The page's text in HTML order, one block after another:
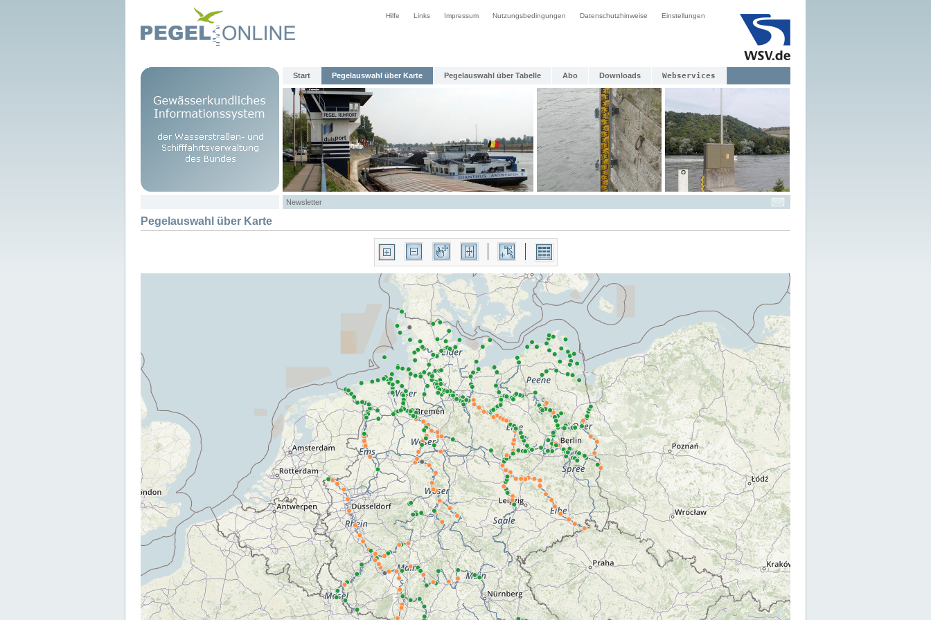
Hilfe Links Impressum Nutzungsbedingungen Datenschutzhinweise Einstellungen
Start Pegelauswahl über Karte Pegelauswahl über Tabelle Abo Downloads Webservices
Newsletter
Pegelauswahl über Karte